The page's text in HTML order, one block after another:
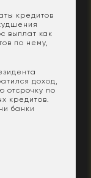
кредитов
выплат как
по нему,
доход,
отсрочку по
кредитов.
банки